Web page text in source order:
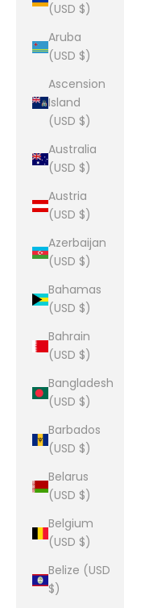
(USD $)
Aruba
(USD $)
Ascension
Island
(USD $)
Australia
(USD $)
Austria
(USD $)
Azerbaijan
(USD $)
Bahamas
(USD $)
Bahrain
(USD $)
Bangladesh
(USD $)
Barbados
(USD $)
Belarus
(USD $)
Belgium
(USD $)
Belize (USD
$)